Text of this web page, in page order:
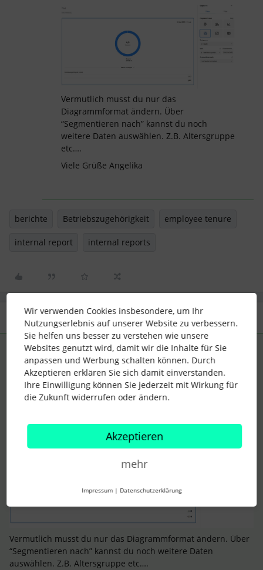
Vermutlich musst du nur das
Diagrammformat ändern. Über
“Segmentieren nach” kannst du noch
weitere Daten auswählen. Z.B. Altersgruppe
etc….
Viele Grüße Angelika
berichte Betriebszugehörigkeit employee tenure
internal report internal reports
3 Antworten Älteste zuerst
Angelika_Rems-Murr-Kreis ANTWORT
Forum|Forum|1 year ago
Hi Pauline,
bei mir funktioniert das so:
Vermutlich musst du nur das Diagrammformat ändern. Über
“Segmentieren nach” kannst du noch weitere Daten
auswählen. Z.B. Altersgruppe etc….
Wir verwenden Cookies insbesondere, um Ihr
Nutzungserlebnis auf unserer Website zu verbessern.
Sie helfen uns besser zu verstehen wie unsere
Websites genutzt wird, damit wir die Inhalte für Sie
anpassen und Werbung schalten können. Durch
Akzeptieren erklären Sie sich damit einverstanden.
Ihre Einwilligung können Sie jederzeit mit Wirkung für
die Zukunft widerrufen oder ändern.
Akzeptieren
mehr
Impressum | Datenschutzerklärung